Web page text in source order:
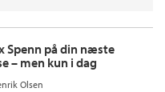
Spenn på din næste
– men kun i dag
Olsen